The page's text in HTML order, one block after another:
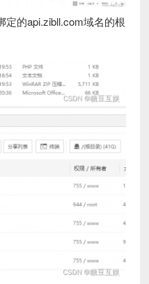
定的api.zibll.com域名的根